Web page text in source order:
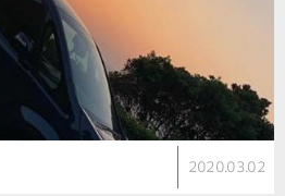
2020.03.02